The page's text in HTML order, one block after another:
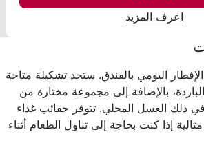
اعرف المزيد
الإفطار اليومي بالفندق. ستجد تشكيلة متاحة
بالإضافة إلى مجموعة مختارة من
في ذلك العسل المحلي. تتوفر حقائب غداء
إذا كنت بحاجة إلى تناول الطعام أثناء